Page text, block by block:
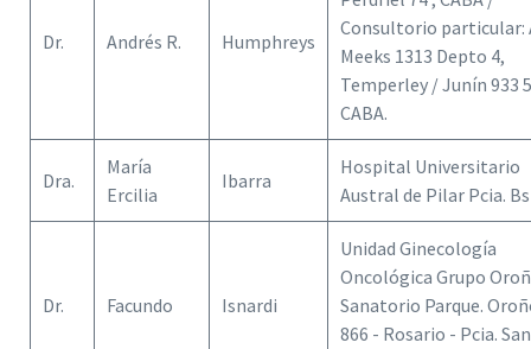
Dr. Andrés R. Humphreys
Consultorio particular:
Meeks 1313 Depto 4,
Temperley / Junín 933
CABA.
Dra.
María
Ercilia
Ibarra
Hospital Universitario
Austral de Pilar Pcia.
Dr. Facundo Isnardi
Unidad Ginecología
Oncológica Grupo
Sanatorio Parque.
866 - Rosario - Pcia.